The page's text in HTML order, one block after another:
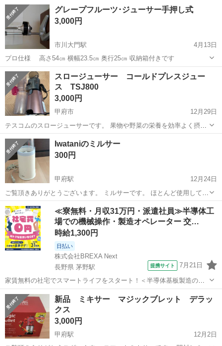
内も購入したことすら忘れてキッチンの奥に眠っていたようです。 ど
なたかご活用ください。
山梨 甲府市 南甲府駅 テスコム
グレープフルーツ･ジューサー手押し式
3,000円
市川大門駅
4月13日
プロ仕様 高さ54㎝ 横幅23.5㎝ 奥行25㎝ 収納箱付きです
山梨 西八代郡 市川大門駅 キッチン家電 ジューサー
スロージューサー コールドプレスジュー
ス TSJ800
3,000円
甲府市
12月29日
テスコムのスロージューサーです。 果物や野菜の栄養を効率よく摂取
することができます。甘くてとても美味しく作れます。 果物や野菜が
余っている時もとても助かる商品です。 8回ほど使用しました。多少
の使用感あると思うので、求めや...
山梨 甲府市
Iwataniのミルサー
300円
甲府駅
12月24日
ご覧頂きありがとうございます。 ミルサーです。 ほとんど使用してい
ないので、お譲り致します。 取扱説明書付き
山梨 甲府市 甲府駅 キッチン家電 ミルサー
≪寮無料・月収31万円・派遣社員≫半導体工
場での機械操作・製造オペレーター 交…
時給1,300円
日払い
株式会社BREXA Next
長野県 茅野駅
提携サイト 7月21日
家賃無料の社宅でスマートライフをスタート！＜半導体基板製造の機
械操作・検査＞ランチ代もかからないオトクな職場◎／稼ぎもしっか
り！月収例31万円／長野県茅野市 半導体基板の製造・検査 クリーンル
ーム内で、半導体基板の製造や検...
長野 茅野市 茅野駅 その他
新品 ミキサー マジックブレット デラッ
クス
3,000円
甲府駅
12月2日